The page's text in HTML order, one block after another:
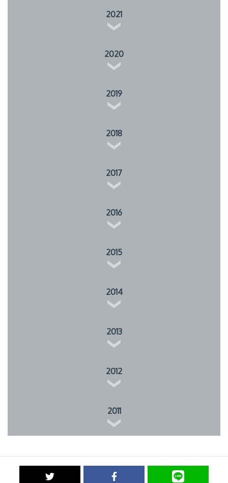
2021
2020
2019
2018
2017
2016
2015
2014
2013
2012
2011